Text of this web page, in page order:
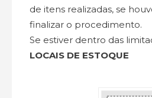
de itens realizadas, se
finalizar o procedimento.
Se estiver dentro das
LOCAIS DE ESTOQUE